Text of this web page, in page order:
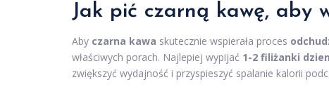
Jak pić czarną kawę, aby
Aby czarna kawa skutecznie wspierała proces
właściwych porach. Najlepiej wypijać 1-2 filiżanki
zwiększyć wydajność i przyspieszyć spalanie kalorii